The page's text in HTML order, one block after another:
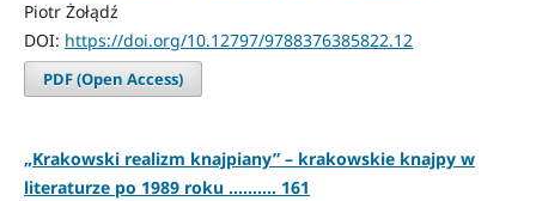
Piotr Żołądź
DOI: https://doi.org/10.12797/9788376385822.12
PDF (Open Access)
„Krakowski realizm knajpiany” – krakowskie knajpy w
literaturze po 1989 roku .......... 161